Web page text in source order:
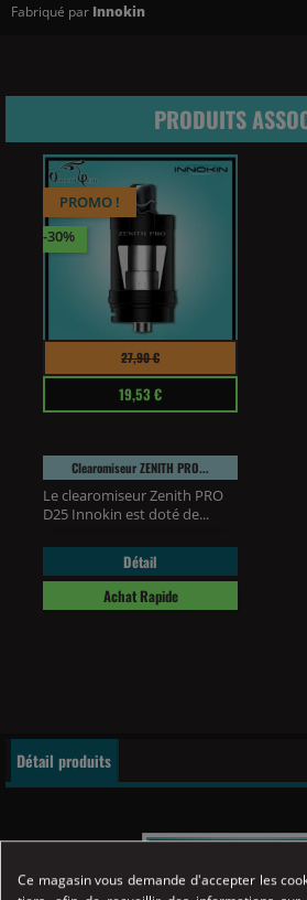
Fabriqué par Innokin
PRODUITS
habituel
27,90 €
19,53 €
Clearomiseur ZENITH PRO...
Le clearomiseur Zenith PRO
D25 Innokin est doté de...
PROMO !
-30%
Détail
Achat Rapide
Détail produits
Ce magasin vous demande d'accepter les